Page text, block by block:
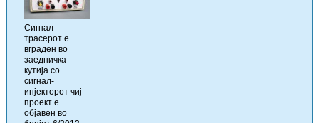
Сигнал-
трасерот е
вграден во
заедничка
кутија со
сигнал-
инјекторот чиј
проект е
објавен во